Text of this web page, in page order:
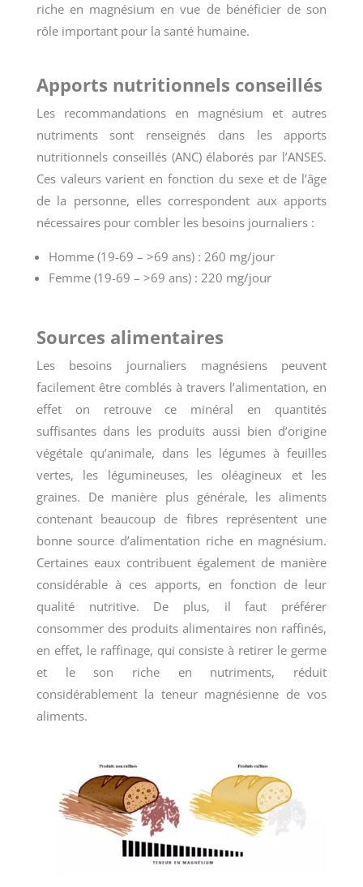
riche en magnésium en vue de bénéficier de son
rôle important pour la santé humaine.
Apports nutritionnels conseillés
Les recommandations en magnésium et autres
nutriments sont renseignés dans les apports
nutritionnels conseillés (ANC) élaborés par l’ANSES.
Ces valeurs varient en fonction du sexe et de l’âge
de la personne, elles correspondent aux apports
nécessaires pour combler les besoins journaliers :
Homme (19-69 – >69 ans) : 260 mg/jour
Femme (19-69 – >69 ans) : 220 mg/jour
Sources alimentaires
Les besoins journaliers magnésiens peuvent
facilement être comblés à travers l’alimentation, en
effet on retrouve ce minéral en quantités
suffisantes dans les produits aussi bien d’origine
végétale qu’animale, dans les légumes à feuilles
vertes, les légumineuses, les oléagineux et les
graines. De manière plus générale, les aliments
contenant beaucoup de fibres représentent une
bonne source d’alimentation riche en magnésium.
Certaines eaux contribuent également de manière
considérable à ces apports, en fonction de leur
qualité nutritive. De plus, il faut préférer
consommer des produits alimentaires non raffinés,
en effet, le raffinage, qui consiste à retirer le germe
et le son riche en nutriments, réduit
considérablement la teneur magnésienne de vos
aliments.